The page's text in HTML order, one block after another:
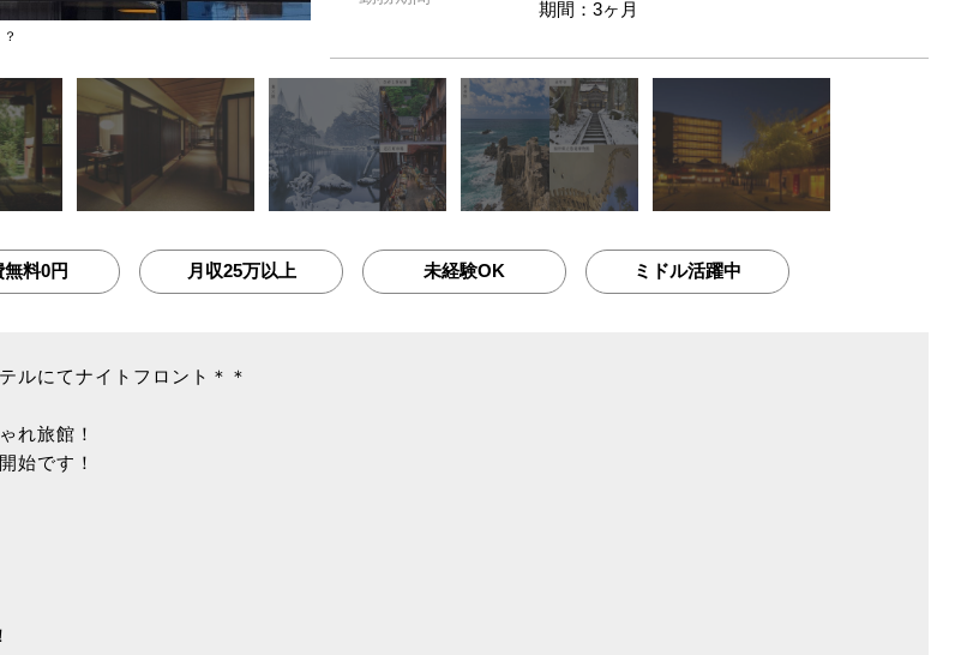
期間：3ヶ月
無料0円 月収25万以上 未経験OK ミドル活躍中
ルにてナイトフロント＊＊
れ旅館！
始です！